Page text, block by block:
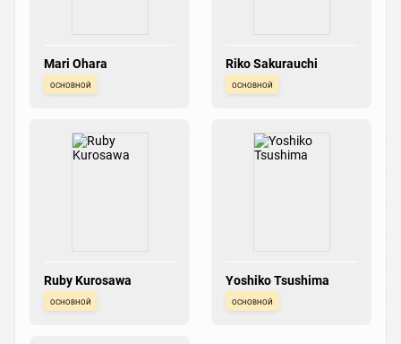
Mari Ohara
основной
Riko Sakurauchi
основной
Ruby Kurosawa
основной
Yoshiko Tsushima
основной